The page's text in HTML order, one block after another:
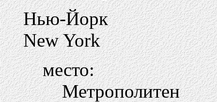
Нью-Йорк
New York
место:
Метрополитен